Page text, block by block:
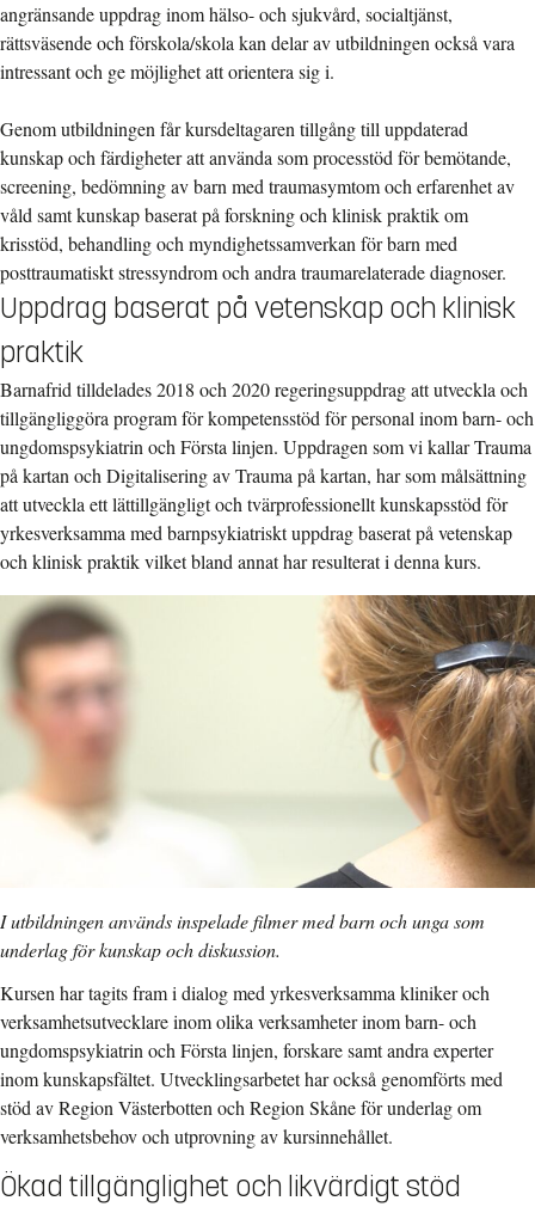
angränsande uppdrag inom hälso- och sjukvård, socialtjänst,
rättsväsende och förskola/skola kan delar av utbildningen också vara
intressant och ge möjlighet att orientera sig i.
Genom utbildningen får kursdeltagaren tillgång till uppdaterad
kunskap och färdigheter att använda som processtöd för bemötande,
screening, bedömning av barn med traumasymtom och erfarenhet av
våld samt kunskap baserat på forskning och klinisk praktik om
krisstöd, behandling och myndighetssamverkan för barn med
posttraumatiskt stressyndrom och andra traumarelaterade diagnoser.
Uppdrag baserat på vetenskap och klinisk
praktik
Barnafrid tilldelades 2018 och 2020 regeringsuppdrag att utveckla och
tillgängliggöra program för kompetensstöd för personal inom barn- och
ungdomspsykiatrin och Första linjen. Uppdragen som vi kallar Trauma
på kartan och Digitalisering av Trauma på kartan, har som målsättning
att utveckla ett lättillgängligt och tvärprofessionellt kunskapsstöd för
yrkesverksamma med barnpsykiatriskt uppdrag baserat på vetenskap
och klinisk praktik vilket bland annat har resulterat i denna kurs.
I utbildningen används inspelade filmer med barn och unga som
underlag för kunskap och diskussion.
Kursen har tagits fram i dialog med yrkesverksamma kliniker och
verksamhetsutvecklare inom olika verksamheter inom barn- och
ungdomspsykiatrin och Första linjen, forskare samt andra experter
inom kunskapsfältet. Utvecklingsarbetet har också genomförts med
stöd av Region Västerbotten och Region Skåne för underlag om
verksamhetsbehov och utprovning av kursinnehållet.
Ökad tillgänglighet och likvärdigt stöd